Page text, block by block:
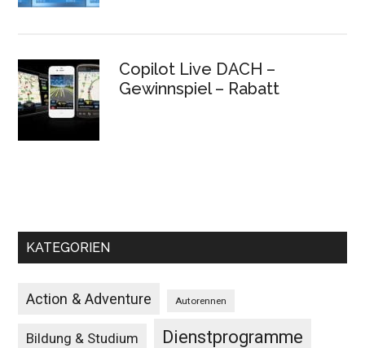
Copilot Live DACH –
Gewinnspiel – Rabatt
KATEGORIEN
Action & Adventure Autorennen
Bildung & Studium Dienstprogramme